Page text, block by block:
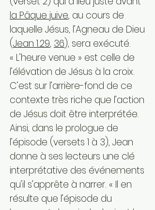
la Pâque juive, au cours de
laquelle Jésus, l’Agneau de Dieu
(Jean 1.29, 36), sera exécuté.
« L’heure venue » est celle de
l’élévation de Jésus à la croix.
C’est sur l’arrière-fond de ce
contexte très riche que l’action
de Jésus doit être interprétée.
Ainsi, dans le prologue de
l’épisode (versets 1 à 3), Jean
donne à ses lecteurs une clé
interprétative des événements
qu’il s’apprête à narrer. « Il en
résulte que l’épisode du